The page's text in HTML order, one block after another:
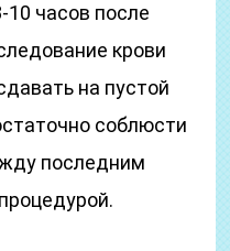
часов после
крови
на пустой
соблюсти
последним